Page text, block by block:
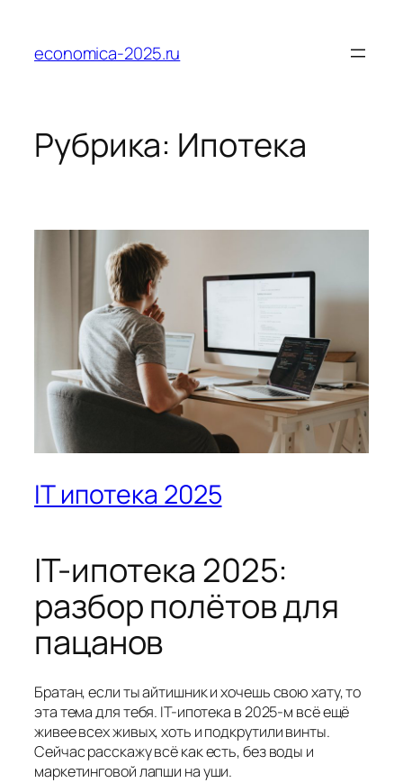
содержимому
economica-2025.ru
Рубрика: Ипотека
IT ипотека 2025
IT-ипотека 2025:
разбор полётов для
пацанов
Братан, если ты айтишник и хочешь свою хату, то
эта тема для тебя. IT-ипотека в 2025-м всё ещё
живее всех живых, хоть и подкрутили винты.
Сейчас расскажу всё как есть, без воды и
маркетинговой лапши на уши.